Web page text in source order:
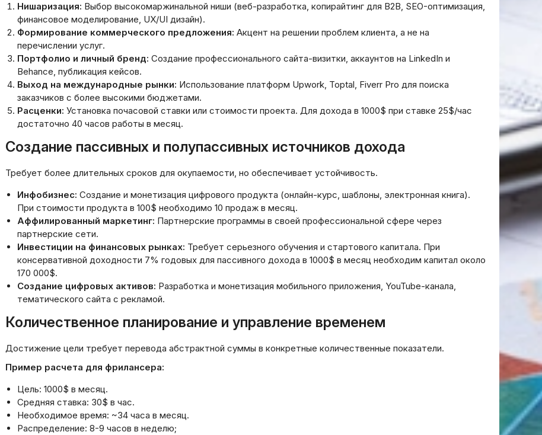
Нишаризация: Выбор высокомаржинальной ниши (веб-разработка, копирайтинг для B2B, SEO-оптимизация,
финансовое моделирование, UX/UI дизайн).
Формирование коммерческого предложения: Акцент на решении проблем клиента, а не на
перечислении услуг.
Портфолио и личный бренд: Создание профессионального сайта-визитки, аккаунтов на LinkedIn и
Behance, публикация кейсов.
Выход на международные рынки: Использование платформ Upwork, Toptal, Fiverr Pro для поиска
заказчиков с более высокими бюджетами.
Расценки: Установка почасовой ставки или стоимости проекта. Для дохода в 1000$ при ставке 25$/час
достаточно 40 часов работы в месяц.
Создание пассивных и полупассивных источников дохода
Требует более длительных сроков для окупаемости, но обеспечивает устойчивость.
Инфобизнес: Создание и монетизация цифрового продукта (онлайн-курс, шаблоны, электронная книга).
При стоимости продукта в 100$ необходимо 10 продаж в месяц.
Аффилированный маркетинг: Партнерские программы в своей профессиональной сфере через
партнерские сети.
Инвестиции на финансовых рынках: Требует серьезного обучения и стартового капитала. При
консервативной доходности 7% годовых для пассивного дохода в 1000$ в месяц необходим капитал около
170 000$.
Создание цифровых активов: Разработка и монетизация мобильного приложения, YouTube-канала,
тематического сайта с рекламой.
Количественное планирование и управление временем
Достижение цели требует перевода абстрактной суммы в конкретные количественные показатели.
Пример расчета для фрилансера:
Цель: 1000$ в месяц.
Средняя ставка: 30$ в час.
Необходимое время: ~34 часа в месяц.
Распределение: 8-9 часов в неделю;
Комплексные меры
обеспечения
информационной
безопасности
криптовалютных активов в
условиях цифровой
экономики 2026 года
19.03.2026
предоставленному тексту.
Пользователь просит
ответить только на
кавычек, HTML-тегов или
сам заголовок.
20.03.2026
Стратегии получения
рисками для заёмщика
20.03.2026